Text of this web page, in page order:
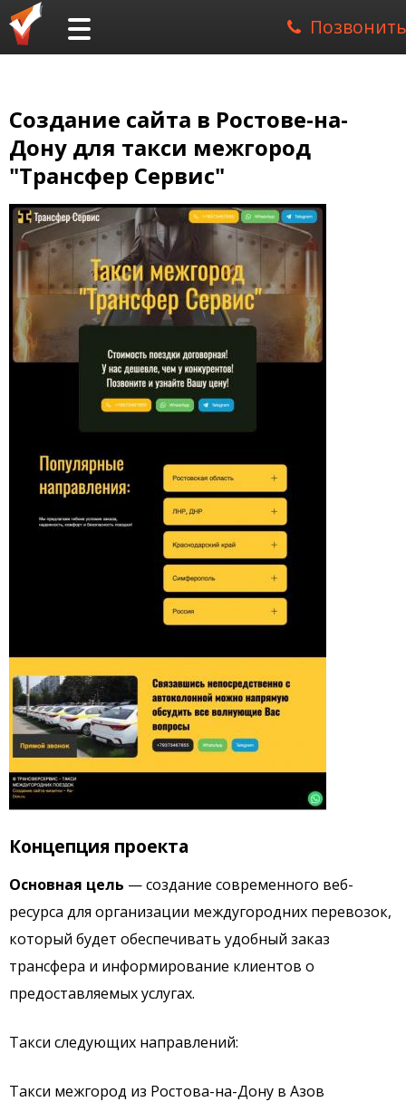
Создание сайта в Ростове-на-
Дону для такси межгород
"Трансфер Сервис"
Концепция проекта
Основная цель — создание современного веб-
ресурса для организации междугородних перевозок,
который будет обеспечивать удобный заказ
трансфера и информирование клиентов о
предоставляемых услугах.
Такси следующих направлений:
Такси межгород из Ростова-на-Дону в Азов